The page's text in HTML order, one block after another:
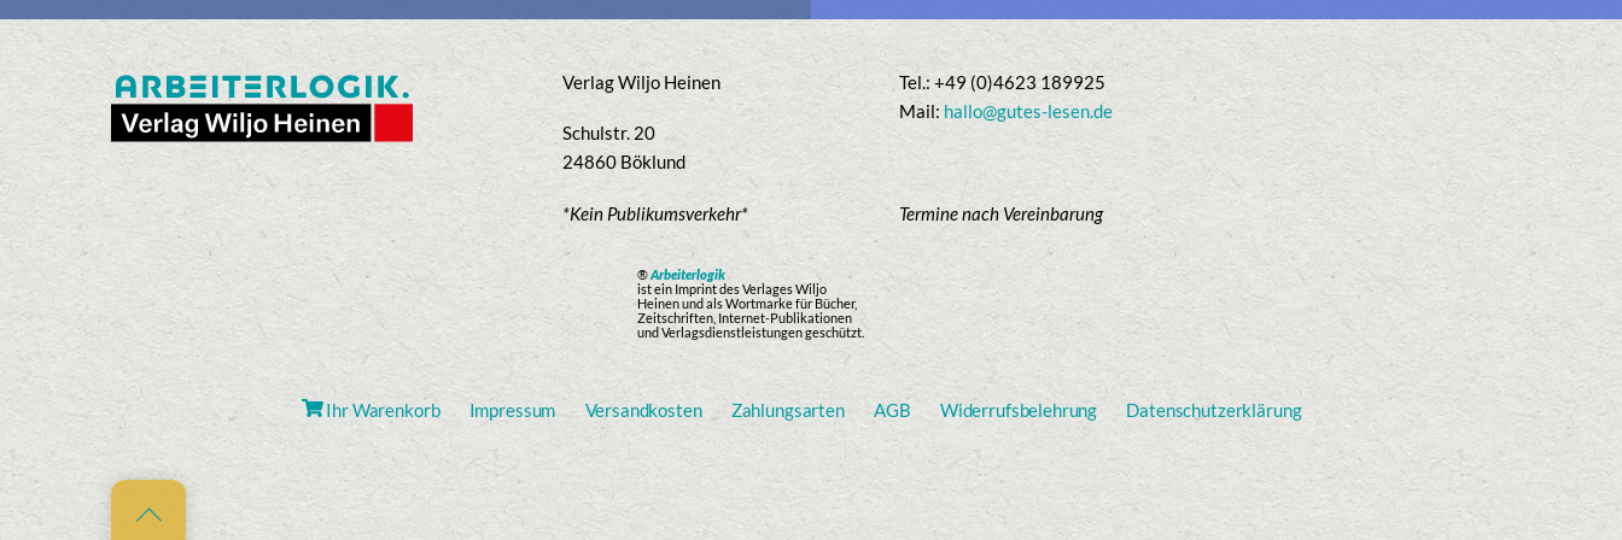
Verlag Wiljo Heinen
Schulstr. 20
24860 Böklund
*Kein Publikumsverkehr*
Tel.: +49 (0)4623 189925
Mail: hallo@gutes-lesen.de
Termine nach Vereinbarung
®Arbeiterlogik
ist ein Imprint des Verlages Wiljo
Heinen und als Wortmarke für Bücher,
Zeitschriften, Internet-Publikationen
und Verlagsdienstleistungen geschützt.
Ihr Warenkorb Impressum Versandkosten Zahlungsarten AGB Widerrufsbelehrung Datenschutzerklärung
Back